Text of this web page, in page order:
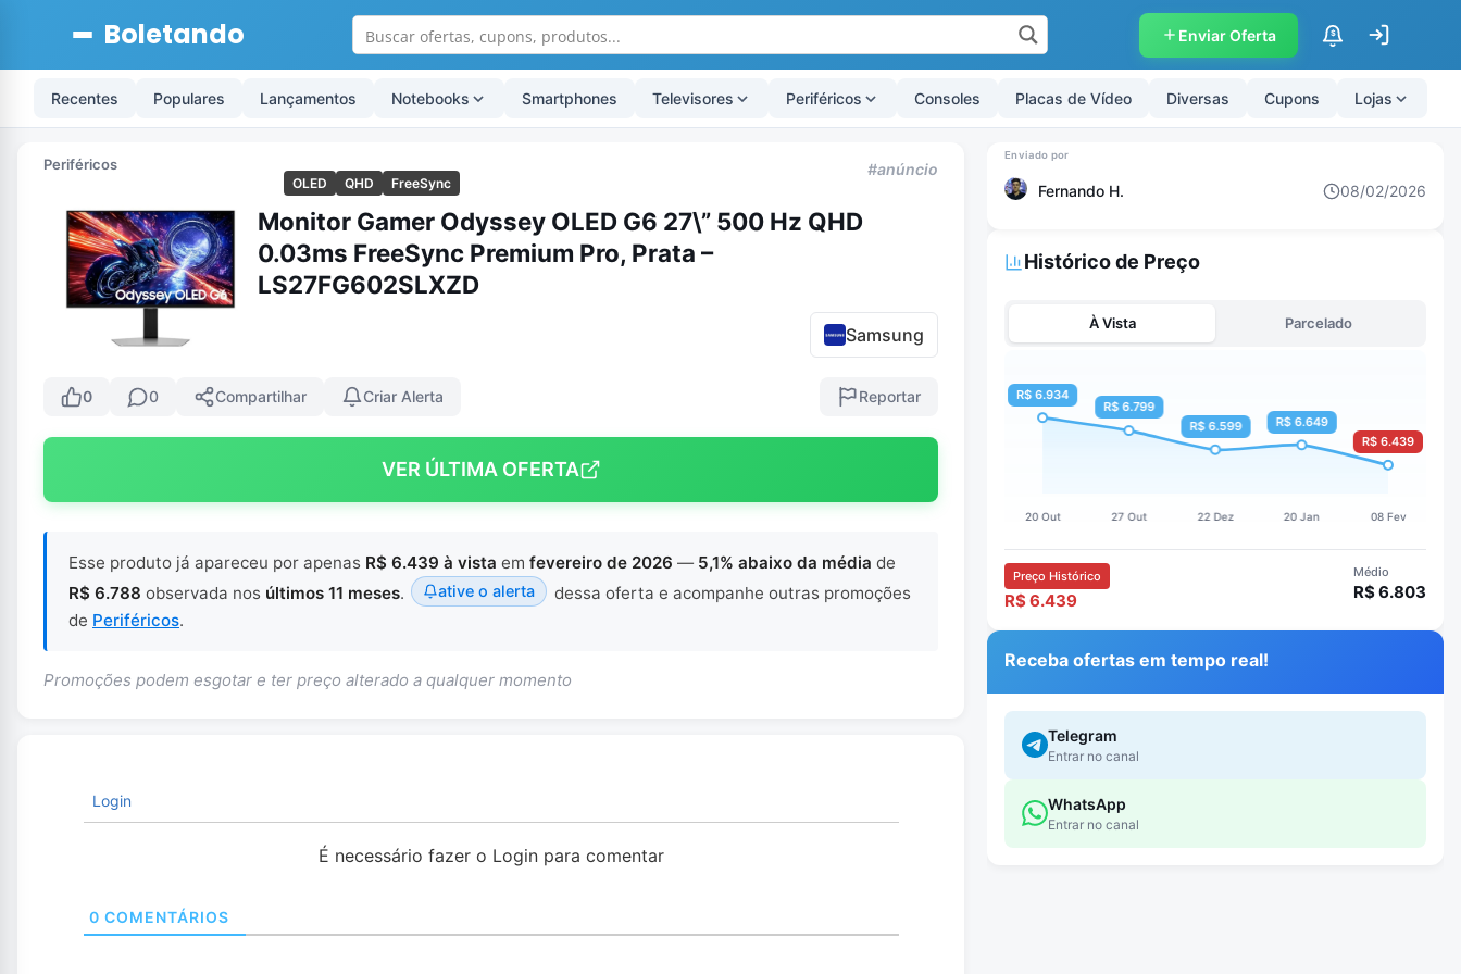
Boletando Enviar Oferta $
Recentes Populares Lançamentos Notebooks Smartphones Televisores Periféricos Consoles Placas de Vídeo Diversas Cupons Lojas
Periféricos
OLED QHD FreeSync
#anúncio
Monitor Gamer Odyssey OLED G6 27\” 500 Hz QHD
0.03ms FreeSync Premium Pro, Prata –
LS27FG602SLXZD
Samsung
0 0 Compartilhar Criar Alerta Reportar
VER ÚLTIMA OFERTA
Esse produto já apareceu por apenas R$ 6.439 à vista em fevereiro de 2026 — 5,1% abaixo da média de
R$ 6.788 observada nos últimos 11 meses. ative o alerta
dessa oferta e acompanhe outras promoções
de Periféricos.
Promoções podem esgotar e ter preço alterado a qualquer momento
Login
É necessário fazer o Login para comentar
0 COMENTÁRIOS
Fernando H. 08/02/2026
Histórico de Preço
À Vista Parcelado
Preço Histórico
R$ 6.439
Médio
R$ 6.803
Receba ofertas em tempo real!
Telegram
Entrar no canal
WhatsApp
Entrar no canal